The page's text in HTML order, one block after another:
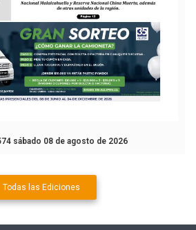
sábado 08 de agosto de 2026
Todas las Ediciones